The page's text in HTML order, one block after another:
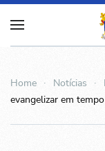
Home Notícias
evangelizar em